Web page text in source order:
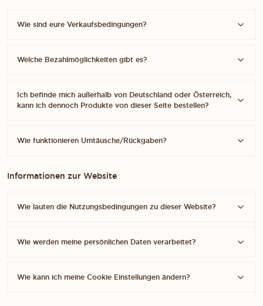
Wie sind eure Verkaufsbedingungen?
Welche Bezahlmöglichkeiten gibt es?
Ich befinde mich außerhalb von Deutschland oder Österreich,
kann ich dennoch Produkte von dieser Seite bestellen?
Wie funktionieren Umtäusche/Rückgaben?
Informationen zur Website
Wie lauten die Nutzungsbedingungen zu dieser Website?
Wie werden meine persönlichen Daten verarbeitet?
Wie kann ich meine Cookie Einstellungen ändern?